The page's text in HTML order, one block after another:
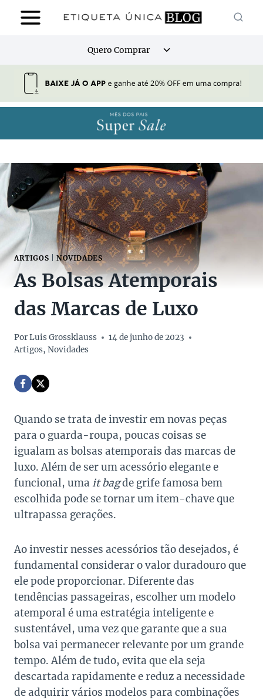
para
Quero Comprar
Alternar
ARTIGOS NOVIDADES
As Bolsas Atemporais
das Marcas de Luxo
PorLuis Grossklauss
14 de junho de 2023
Artigos, Novidades
Quando se trata de investir em novas peças
para o guarda-roupa, poucas coisas se
igualam as bolsas atemporais das marcas de
luxo. Além de ser um acessório elegante e
funcional, uma it bagde grife famosa bem
escolhida pode se tornar um item-chave que
ultrapassa gerações.
Ao investir nesses acessórios tão desejados, é
fundamental considerar o valor duradouro que
ele pode proporcionar. Diferente das
tendências passageiras, escolher um modelo
atemporal é uma estratégia inteligente e
sustentável, uma vez que garante que a sua
bolsa vai permanecer relevante por um grande
tempo. Além de tudo, evita que ela seja
descartada rapidamente e reduz a necessidade
de adquirir vários modelos para combinações